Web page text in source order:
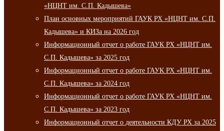
«НЦНТ им. С.П. Кадышева»
План основных мероприятий ГАУК РХ «НЦНТ им. С.П.
Кадышева» и КИЗа на 2026 год
Информационный отчет о работе ГАУК РХ «НЦНТ им.
С.П. Кадышева» за 2025 год
Информационный отчет о работе ГАУК РХ «НЦНТ им.
С.П. Кадышева» за 2024 год
Информационный отчет о работе ГАУК РХ «НЦНТ им.
С.П. Кадышева» за 2023 год
Информационный отчет о деятельности КДУ РХ за 2025